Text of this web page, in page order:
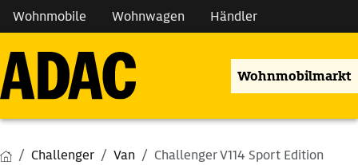
Wohnmobile Wohnwagen Händler
Wohnmobilmarkt
Challenger Van Challenger V114 Sport Edition